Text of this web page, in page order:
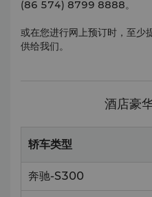
(86 574) 8799 8888。
或在您进行网上预订时，至少
供给我们。
酒店豪
轿车类型
奔驰-S300